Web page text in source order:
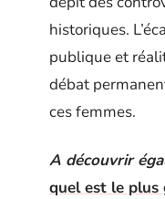
historiques.
publique et
débat
ces femmes.
A découvrir
quel est le plus